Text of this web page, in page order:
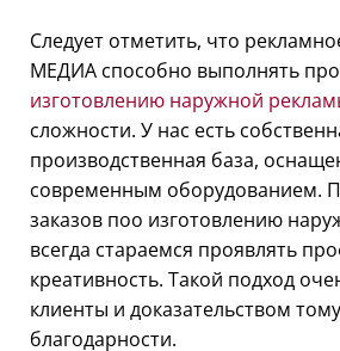
Следует отметить, что
МЕДИА способно выполнять
изготовлению наружной
сложности. У нас есть
производственная база,
современным оборудованием.
заказов поо изготовлению
всегда стараемся проявлять
креативность. Такой подход
клиенты и доказательством
благодарности.